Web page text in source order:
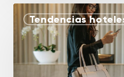
Tendencias